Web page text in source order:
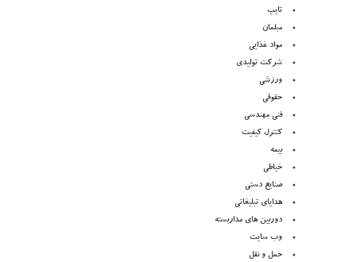
تایپ
مبلمان
مواد غذایی
شرکت تولیدی
ورزشی
حقوقی
فنی مهندسی
کنترل کیفیت
بیمه
خیاطی
صنایع دستی
هدایای تبلیغاتی
دوربین های مداربسته
وب سایت
حمل و نقل